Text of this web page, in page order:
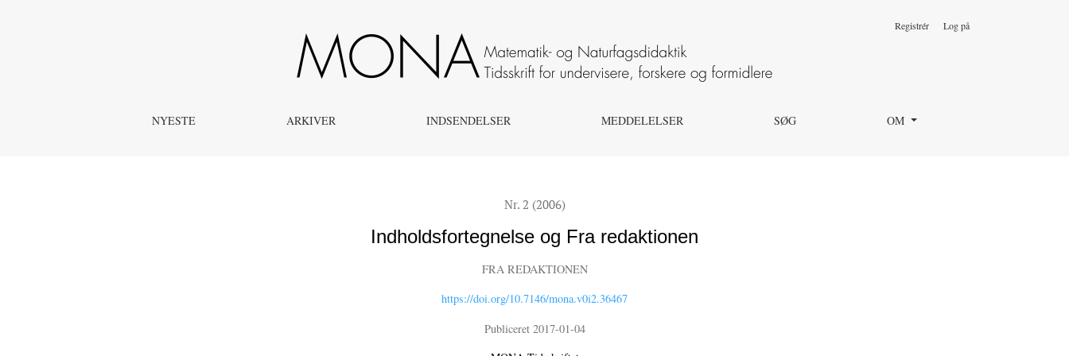
NYESTE ARKIVER INDSENDELSER MEDDELELSER SØG OM
Registrér Log på
Nr. 2 (2006)
Indholdsfortegnelse og Fra redaktionen
FRA REDAKTIONEN
https://doi.org/10.7146/mona.v0i2.36467
Publiceret 2017-01-04